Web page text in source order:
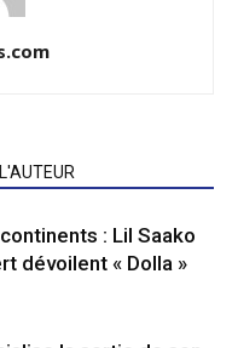
: Lil Saako
dévoilent « Dolla »